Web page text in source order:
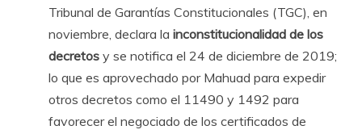
Tribunal de Garantías Constitucionales (TGC), en
noviembre, declara la inconstitucionalidad de los
decretos y se notifica el 24 de diciembre de 2019;
lo que es aprovechado por Mahuad para expedir
otros decretos como el 11490 y 1492 para
favorecer el negociado de los certificados de